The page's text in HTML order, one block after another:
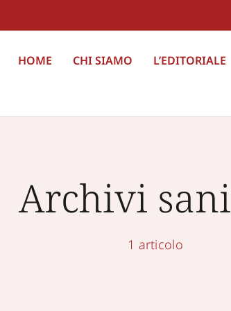
HOME CHI SIAMO L’EDITORIALE
Archivi
1 articolo